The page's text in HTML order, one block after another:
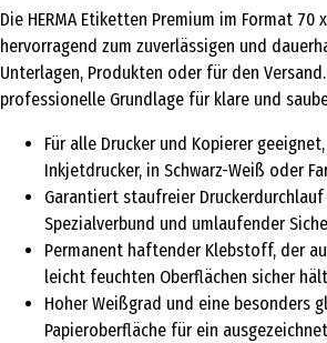
Die HERMA Etiketten Premium im Format 70
hervorragend zum zuverlässigen und
Unterlagen, Produkten oder für den
professionelle Grundlage für klare und
Für alle Drucker und Kopierer
Inkjetdrucker, in Schwarz-Weiß oder
Garantiert staufreier
Spezialverbund und umlaufender
Permanent haftender Klebstoff, der
leicht feuchten Oberflächen sicher
Hoher Weißgrad und eine besonders
Papieroberfläche für ein